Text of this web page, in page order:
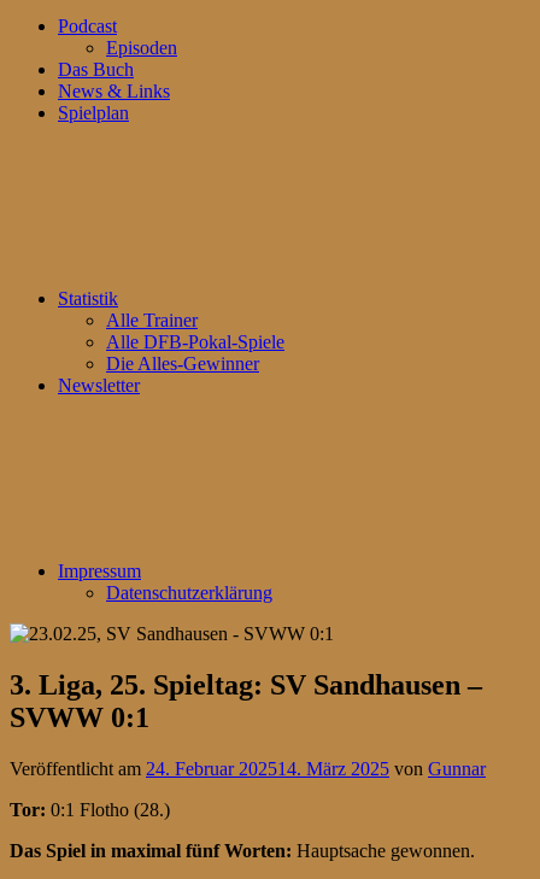
Podcast
Episoden
Das Buch
News & Links
Spielplan
Statistik
Alle Trainer
Alle DFB-Pokal-Spiele
Die Alles-Gewinner
Newsletter
Impressum
Datenschutzerklärung
3. Liga, 25. Spieltag: SV Sandhausen –
SVWW 0:1
Veröffentlicht am 24. Februar 202514. März 2025 von Gunnar
Tor: 0:1 Flotho (28.)
Das Spiel in maximal fünf Worten: Hauptsache gewonnen.